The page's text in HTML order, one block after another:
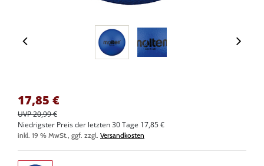
17,85 €
UVP 20,99 €
Niedrigster Preis der letzten 30 Tage 17,85 €
inkl. 19 % MwSt., ggf. zzgl. Versandkosten